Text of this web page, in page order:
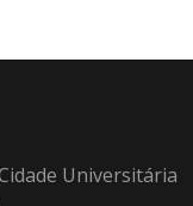
Universitária